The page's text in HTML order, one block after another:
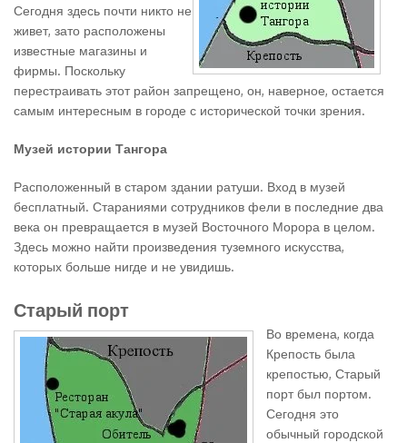
Сегодня здесь почти никто не
живет, зато расположены
известные магазины и
фирмы. Поскольку
перестраивать этот район запрещено, он, наверное, остается
самым интересным в городе с исторической точки зрения.
Музей истории Тангора
Расположенный в старом здании ратуши. Вход в музей
бесплатный. Стараниями сотрудников фели в последние два
века он превращается в музей Восточного Морора в целом.
Здесь можно найти произведения туземного искусства,
которых больше нигде и не увидишь.
Старый порт
Во времена, когда
Крепость была
крепостью, Старый
порт был портом.
Сегодня это
обычный городской